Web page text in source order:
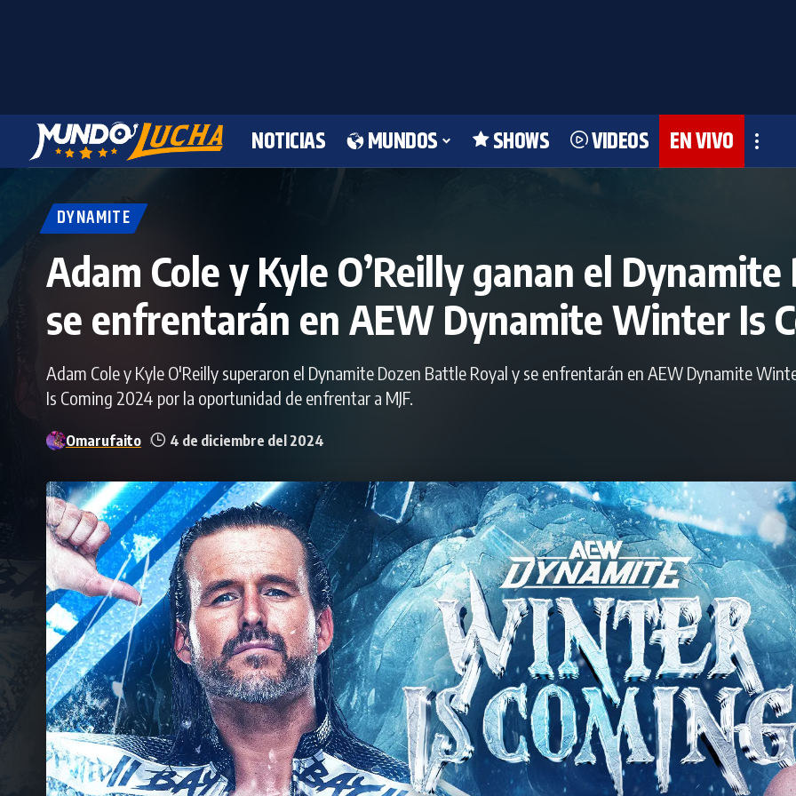
NOTICIAS MUNDOS SHOWS VIDEOS EN VIVO
DYNAMITE
Adam Cole y Kyle O’Reilly ganan el
se enfrentarán en AEW Dynamite Winter Is
Adam Cole y Kyle O'Reilly superaron el Dynamite Dozen Battle Royal y se enfrentarán en AEW Dynamite
Is Coming 2024 por la oportunidad de enfrentar a MJF.
Omarufaito 4 de diciembre del 2024